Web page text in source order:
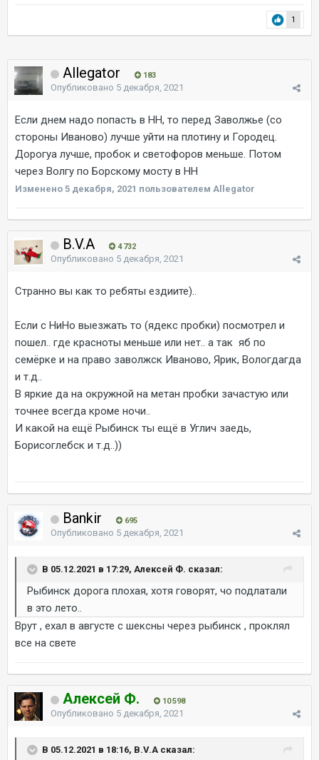
1
Allegator 183
Опубликовано 5 декабря, 2021
Если днем надо попасть в НН, то перед Заволжье (со
стороны Иваново) лучше уйти на плотину и Городец.
Дорогуа лучше, пробок и светофоров меньше. Потом
через Волгу по Борскому мосту в НН
Изменено 5 декабря, 2021 пользователем Allegator
B.V.A 4 732
Опубликовано 5 декабря, 2021
Странно вы как то ребяты ездиите)..
Если с НиНо выезжать то (ядекс пробки) посмотрел и
пошел.. где красноты меньше или нет.. а так яб по
семёрке и на право заволжск Иваново, Ярик, Вологдагда
и т.д..
В яркие да на окружной на метан пробки зачастую или
точнее всегда кроме ночи..
И какой на ещё Рыбинск ты ещё в Углич заедь,
Борисоглебск и т.д..))
Bankir 695
Опубликовано 5 декабря, 2021
В 05.12.2021 в 17:29, Алексей Ф. сказал:
Рыбинск дорога плохая, хотя говорят, чо подлатали
в это лето..
Врут , ехал в августе с шексны через рыбинск , проклял
все на свете
Алексей Ф. 10 598
Опубликовано 5 декабря, 2021
В 05.12.2021 в 18:16, B.V.A сказал: